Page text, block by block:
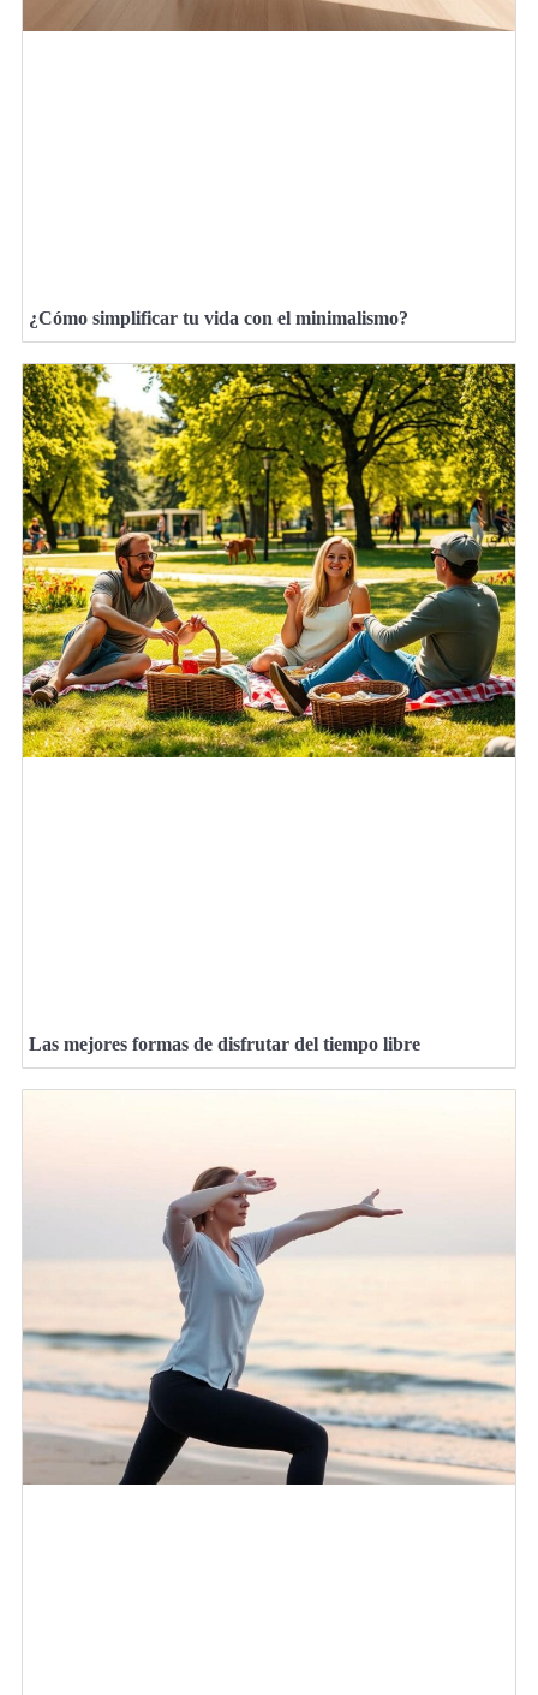
¿Cómo simplificar tu vida con el minimalismo?
Las mejores formas de disfrutar del tiempo libre